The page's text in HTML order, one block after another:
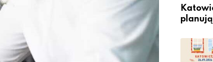
planują
o w